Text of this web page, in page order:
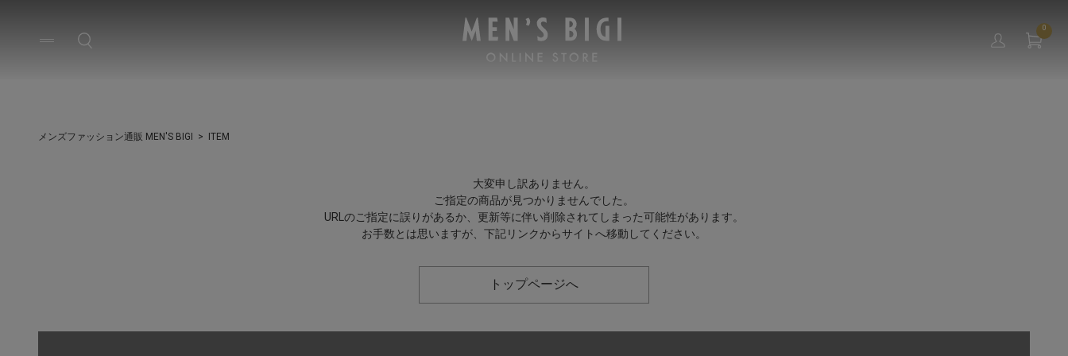
0
メンズファッション通販 MEN'S BIGI ITEM
大変申し訳ありません。
ご指定の商品が見つかりませんでした。
URLのご指定に誤りがあるか、更新等に伴い削除されてしまった可能性があります。
お手数とは思いますが、下記リンクからサイトへ移動してください。
トップページへ